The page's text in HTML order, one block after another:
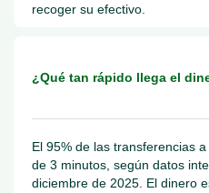
recoger su efectivo.
¿Qué tan rápido llega el
El 95% de las transferencias
de 3 minutos, según datos
diciembre de 2025. El dinero